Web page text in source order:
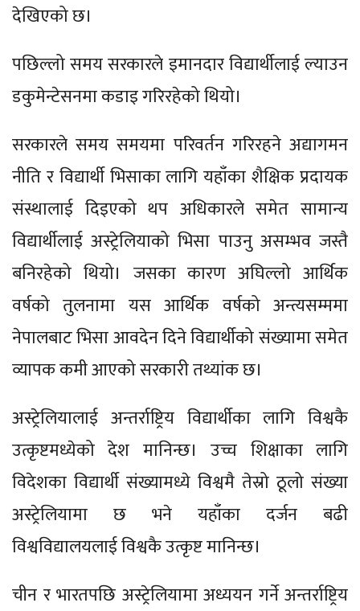
देखिएको छ।
पछिल्लो समय सरकारले इमानदार विद्यार्थीलाई ल्याउन
डकुमेन्टेसनमा कडाइ गरिरहेको थियो।
सरकारले समय समयमा परिवर्तन गरिरहने अद्यागमन
नीति र विद्यार्थी भिसाका लागि यहाँका शैक्षिक प्रदायक
संस्थालाई दिइएको थप अधिकारले समेत सामान्य
विद्यार्थीलाई अस्ट्रेलियाको भिसा पाउनु असम्भव जस्तै
बनिरहेको थियो। जसका कारण अघिल्लो आर्थिक
वर्षको तुलनामा यस आर्थिक वर्षको अन्त्यसम्ममा
नेपालबाट भिसा आवदेन दिने विद्यार्थीको संख्यामा समेत
व्यापक कमी आएको सरकारी तथ्यांक छ।
अस्ट्रेलियालाई अन्तर्राष्ट्रिय विद्यार्थीका लागि विश्वकै
उत्कृष्टमध्येको देश मानिन्छ। उच्च शिक्षाका लागि
विदेशका विद्यार्थी संख्यामध्ये विश्वमै तेस्रो ठूलो संख्या
अस्ट्रेलियामा छ भने यहाँका दर्जन बढी
विश्वविद्यालयलाई विश्वकै उत्कृष्ट मानिन्छ।
चीन र भारतपछि अस्ट्रेलियामा अध्ययन गर्ने अन्तर्राष्ट्रिय